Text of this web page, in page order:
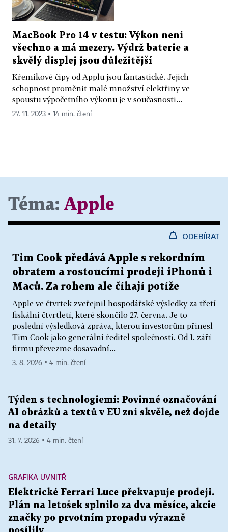
MacBook Pro 14 v testu: Výkon není
všechno a má mezery. Výdrž baterie a
skvělý displej jsou důležitější
Křemíkové čipy od Applu jsou fantastické. Jejich
schopnost proměnit malé množství elektřiny ve
spoustu výpočetního výkonu je v současnosti...
27. 11. 2023 ▪ 14 min. čtení
Téma: Apple
ODEBÍRAT
Tim Cook předává Apple s rekordním
obratem a rostoucími prodeji iPhonů i
Maců. Za rohem ale číhají potíže
Apple ve čtvrtek zveřejnil hospodářské výsledky za třetí
fiskální čtvrtletí, které skončilo 27. června. Je to
poslední výsledková zpráva, kterou investorům přinesl
Tim Cook jako generální ředitel společnosti. Od 1. září
firmu převezme dosavadní...
3. 8. 2026 ▪ 4 min. čtení
Týden s technologiemi: Povinné označování
AI obrázků a textů v EU zní skvěle, než dojde
na detaily
31. 7. 2026 ▪ 4 min. čtení
GRAFIKA UVNITŘ
Elektrické Ferrari Luce překvapuje prodeji.
Plán na letošek splnilo za dva měsíce, akcie
značky po prvotním propadu výrazně